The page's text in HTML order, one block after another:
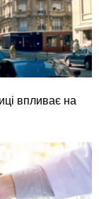
впливає на